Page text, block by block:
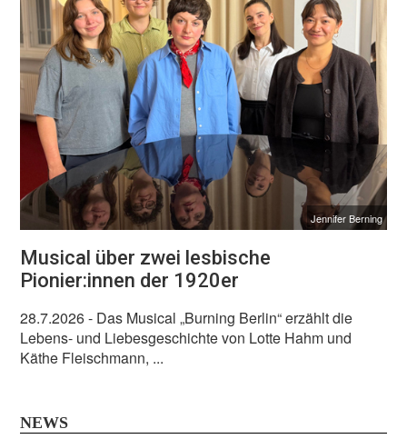
Jennifer Berning
Musical über zwei lesbische
Pionier:innen der 1920er
28.7.2026- Das Musical „Burning Berlin“ erzählt die
Lebens- und Liebesgeschichte von Lotte Hahm und
Käthe Fleischmann, ...
NEWS